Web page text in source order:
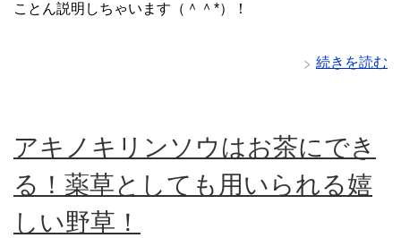
ことん説明しちゃいます（＾＾*）！
続きを読む
アキノキリンソウはお茶にでき
る！薬草としても用いられる嬉
しい野草！